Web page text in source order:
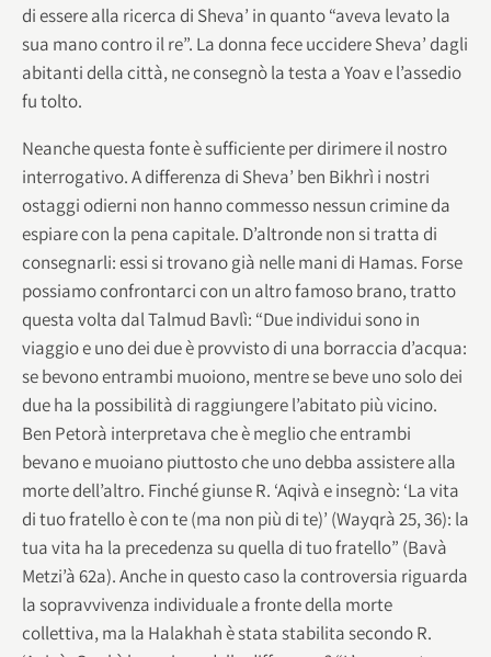
di essere alla ricerca di Sheva’ in quanto “aveva levato la
sua mano contro il re”. La donna fece uccidere Sheva’ dagli
abitanti della città, ne consegnò la testa a Yoav e l’assedio
fu tolto.
Neanche questa fonte è sufficiente per dirimere il nostro
interrogativo. A differenza di Sheva’ ben Bikhrì i nostri
ostaggi odierni non hanno commesso nessun crimine da
espiare con la pena capitale. D’altronde non si tratta di
consegnarli: essi si trovano già nelle mani di Hamas. Forse
possiamo confrontarci con un altro famoso brano, tratto
questa volta dal Talmud Bavlì: “Due individui sono in
viaggio e uno dei due è provvisto di una borraccia d’acqua:
se bevono entrambi muoiono, mentre se beve uno solo dei
due ha la possibilità di raggiungere l’abitato più vicino.
Ben Petorà interpretava che è meglio che entrambi
bevano e muoiano piuttosto che uno debba assistere alla
morte dell’altro. Finché giunse R. ‘Aqivà e insegnò: ‘La vita
di tuo fratello è con te (ma non più di te)’ (Wayqrà 25, 36): la
tua vita ha la precedenza su quella di tuo fratello” (Bavà
Metzi’à 62a). Anche in questo caso la controversia riguarda
la sopravvivenza individuale a fronte della morte
collettiva, ma la Halakhah è stata stabilita secondo R.